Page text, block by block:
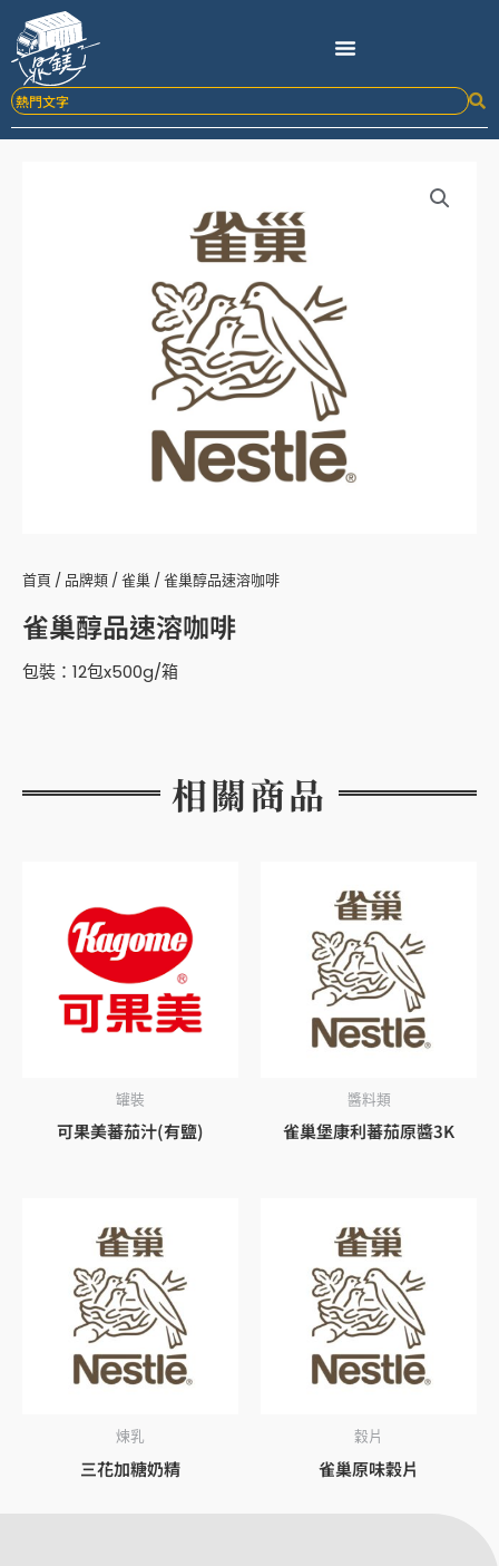
要
內
首頁 / 品牌類 /雀巢 / 雀巢醇品速溶咖啡
雀巢醇品速溶咖啡
包裝：12包x500g/箱
相關商品
罐裝
可果美蕃茄汁(有鹽)
醬料類
雀巢堡康利蕃茄原醬3K
煉乳
三花加糖奶精
穀片
雀巢原味穀片